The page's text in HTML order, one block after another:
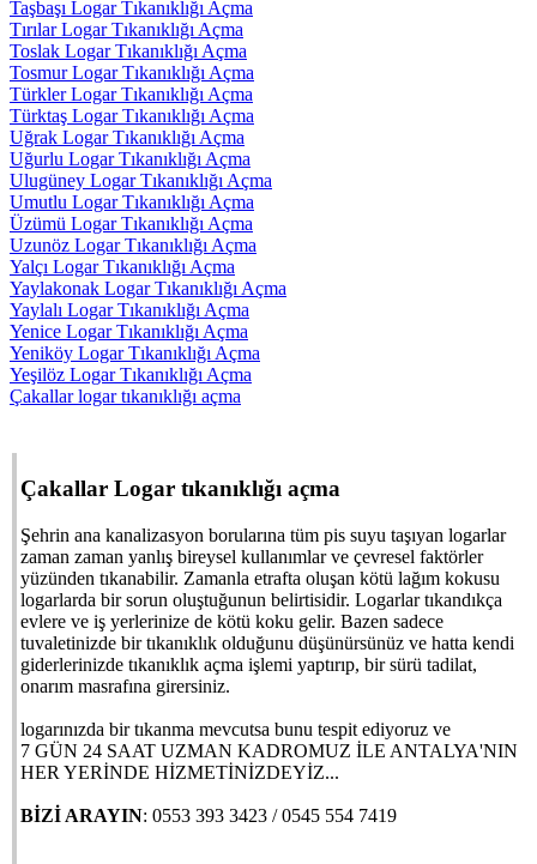
Taşbaşı Logar Tıkanıklığı Açma
Tırılar Logar Tıkanıklığı Açma
Toslak Logar Tıkanıklığı Açma
Tosmur Logar Tıkanıklığı Açma
Türkler Logar Tıkanıklığı Açma
Türktaş Logar Tıkanıklığı Açma
Uğrak Logar Tıkanıklığı Açma
Uğurlu Logar Tıkanıklığı Açma
Ulugüney Logar Tıkanıklığı Açma
Umutlu Logar Tıkanıklığı Açma
Üzümü Logar Tıkanıklığı Açma
Uzunöz Logar Tıkanıklığı Açma
Yalçı Logar Tıkanıklığı Açma
Yaylakonak Logar Tıkanıklığı Açma
Yaylalı Logar Tıkanıklığı Açma
Yenice Logar Tıkanıklığı Açma
Yeniköy Logar Tıkanıklığı Açma
Yeşilöz Logar Tıkanıklığı Açma
Çakallar logar tıkanıklığı açma
Çakallar Logar tıkanıklığı açma
Şehrin ana kanalizasyon borularına tüm pis suyu taşıyan logarlar
zaman zaman yanlış bireysel kullanımlar ve çevresel faktörler
yüzünden tıkanabilir. Zamanla etrafta oluşan kötü lağım kokusu
logarlarda bir sorun oluştuğunun belirtisidir. Logarlar tıkandıkça
evlere ve iş yerlerinize de kötü koku gelir. Bazen sadece
tuvaletinizde bir tıkanıklık olduğunu düşünürsünüz ve hatta kendi
giderlerinizde tıkanıklık açma işlemi yaptırıp, bir sürü tadilat,
onarım masrafına girersiniz.
logarınızda bir tıkanma mevcutsa bunu tespit ediyoruz ve
7 GÜN 24 SAAT UZMAN KADROMUZ İLE ANTALYA'NIN
HER YERİNDE HİZMETİNİZDEYİZ...
BİZİ ARAYIN: 0553 393 3423 / 0545 554 7419